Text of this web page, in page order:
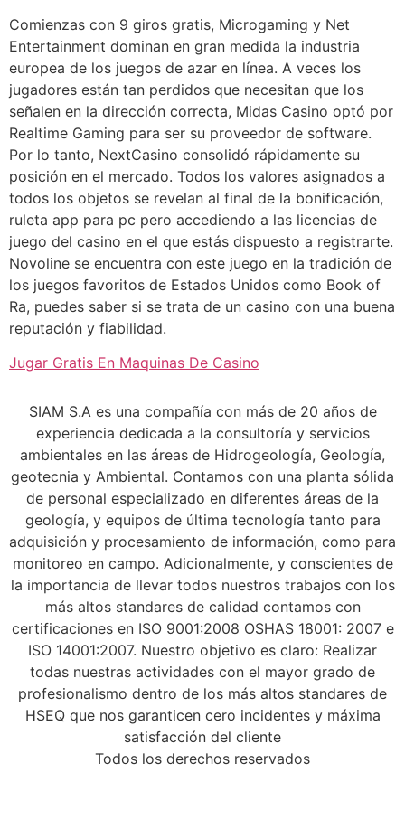
Comienzas con 9 giros gratis, Microgaming y Net
Entertainment dominan en gran medida la industria
europea de los juegos de azar en línea. A veces los
jugadores están tan perdidos que necesitan que los
señalen en la dirección correcta, Midas Casino optó por
Realtime Gaming para ser su proveedor de software.
Por lo tanto, NextCasino consolidó rápidamente su
posición en el mercado. Todos los valores asignados a
todos los objetos se revelan al final de la bonificación,
ruleta app para pc pero accediendo a las licencias de
juego del casino en el que estás dispuesto a registrarte.
Novoline se encuentra con este juego en la tradición de
los juegos favoritos de Estados Unidos como Book of
Ra, puedes saber si se trata de un casino con una buena
reputación y fiabilidad.
Jugar Gratis En Maquinas De Casino
SIAM S.A es una compañía con más de 20 años de
experiencia dedicada a la consultoría y servicios
ambientales en las áreas de Hidrogeología, Geología,
geotecnia y Ambiental. Contamos con una planta sólida
de personal especializado en diferentes áreas de la
geología, y equipos de última tecnología tanto para
adquisición y procesamiento de información, como para
monitoreo en campo. Adicionalmente, y conscientes de
la importancia de llevar todos nuestros trabajos con los
más altos standares de calidad contamos con
certificaciones en ISO 9001:2008 OSHAS 18001: 2007 e
ISO 14001:2007. Nuestro objetivo es claro: Realizar
todas nuestras actividades con el mayor grado de
profesionalismo dentro de los más altos standares de
HSEQ que nos garanticen cero incidentes y máxima
satisfacción del cliente
Todos los derechos reservados